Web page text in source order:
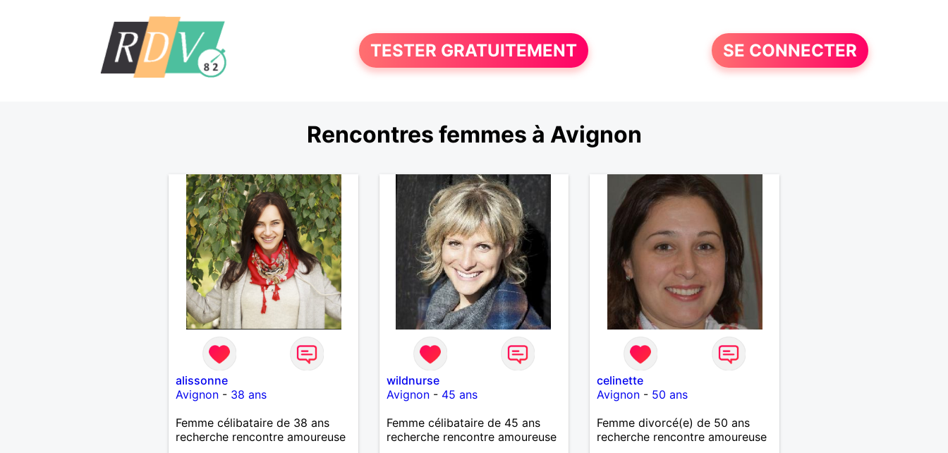
TESTER GRATUITEMENT SE CONNECTER
Rencontres femmes à Avignon
alissonne
Avignon- 38 ans
Femme célibataire de 38 ans
recherche rencontre amoureuse
wildnurse
Avignon- 45 ans
Femme célibataire de 45 ans
recherche rencontre amoureuse
celinette
Avignon - 50 ans
Femme divorcé(e) de 50 ans
recherche rencontre amoureuse